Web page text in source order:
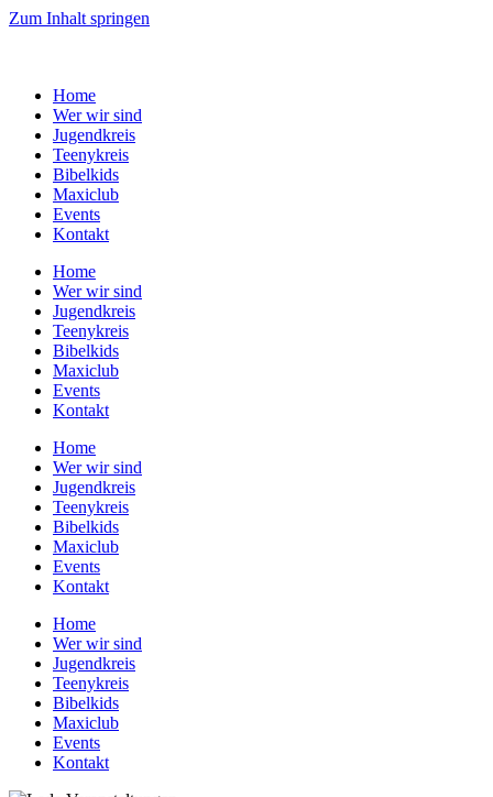
Zum Inhalt springen
Home
Wer wir sind
Jugendkreis
Teenykreis
Bibelkids
Maxiclub
Events
Kontakt
Home
Wer wir sind
Jugendkreis
Teenykreis
Bibelkids
Maxiclub
Events
Kontakt
Home
Wer wir sind
Jugendkreis
Teenykreis
Bibelkids
Maxiclub
Events
Kontakt
Home
Wer wir sind
Jugendkreis
Teenykreis
Bibelkids
Maxiclub
Events
Kontakt